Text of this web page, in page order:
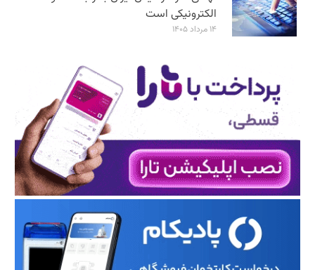
الکترونیکی است
۱۴ مرداد ۱۴۰۵